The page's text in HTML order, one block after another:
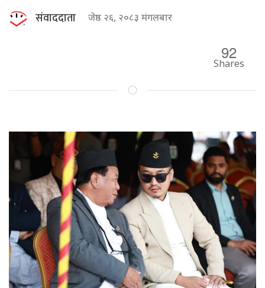
संवाददाता जेष्ठ २६, २०८३ मंगलबार
92
Shares